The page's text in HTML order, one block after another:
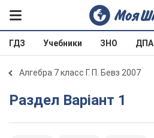
ГДЗ Учебники ЗНО ДПА
Алгебра 7 класс Г. П. Бевз 2007
Раздел Варіант 1